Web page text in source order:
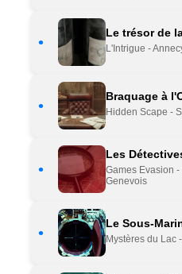
•
Le trésor de
L'Intrigue -
•
Braquage à
Hidden Scape -
•
Les
Games Evasion
Genevois
•
Le Sous-
Mystères du Lac